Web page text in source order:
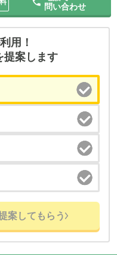
問い合わせ
用！
提案します
案してもらう